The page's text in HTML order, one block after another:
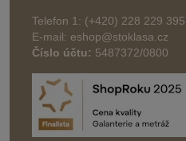
Telefon 1: (+420) 228 229 395
E-mail: eshop@stoklasa.cz
Číslo účtu: 5487372/0800